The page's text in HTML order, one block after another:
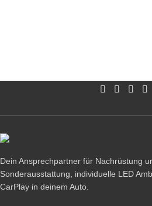
Dein Ansprechpartner für Nachrüstung
Sonderausstattung, individuelle LED
CarPlay in deinem Auto.